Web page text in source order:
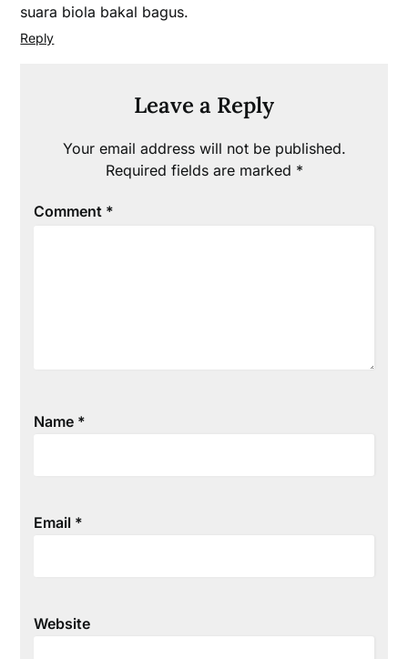
suara biola bakal bagus.
Reply
Leave a Reply
Your email address will not be published.
Required fields are marked *
Comment *
Name *
Email *
Website